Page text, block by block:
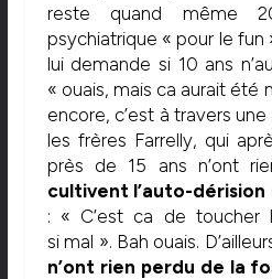
reste quand même
psychiatrique « pour le fun
lui demande si 10 ans
« ouais, mais ca aurait été
encore, c’est à travers
les frères Farrelly, qui
près de 15 ans n’ont
cultivent l’auto-
: « C’est ca de toucher
si mal ». Bah ouais.
n’ont rien perdu de la